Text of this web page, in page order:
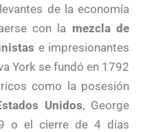
de la economía
con la mezcla de
e impresionantes
York se fundó en 1792
como la posesión
Unidos, George
o el cierre de 4 días